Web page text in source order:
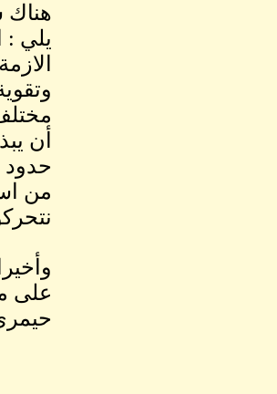
هناك
يلي :
أن
حدود
من
على